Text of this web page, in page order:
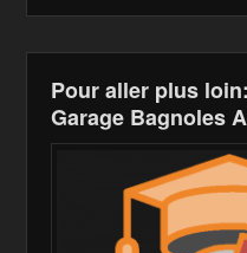
Pour aller plus
Garage Bagnoles